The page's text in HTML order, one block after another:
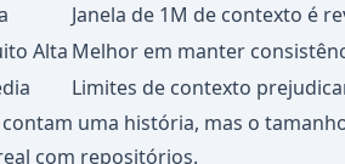
Janela de 1M de contexto é
Alta Melhor em manter
Limites de contexto
uma história, mas o
com repositórios.